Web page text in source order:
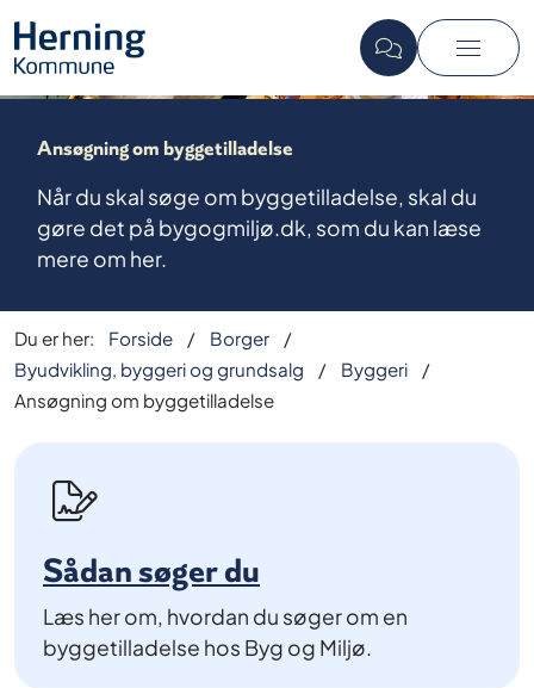
Ansøgning om byggetilladelse
Når du skal søge om byggetilladelse, skal du
gøre det på bygogmiljø.dk, som du kan læse
mere om her.
Du er her: Forside
Borger
Byudvikling, byggeri og grundsalg
Byggeri
Ansøgning om byggetilladelse
Sådan søger du
Læs her om, hvordan du søger om en
byggetilladelse hos Byg og Miljø.